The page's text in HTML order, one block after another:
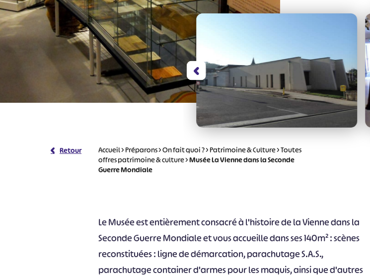
Retour Accueil>Préparons>On fait quoi ?>Patrimoine & Culture>Toutes
offres patrimoine & culture>Musée La Vienne dans la Seconde
Guerre Mondiale
Le Musée est entièrement consacré à l'histoire de la Vienne dans la
Seconde Guerre Mondiale et vous accueille dans ses 140m² : scènes
reconstituées : ligne de démarcation, parachutage S.A.S.,
parachutage container d'armes pour les maquis, ainsi que d'autres